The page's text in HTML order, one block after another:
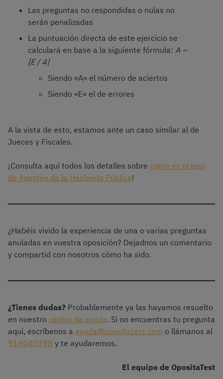
Las preguntas no respondidas o nulas no
serán penalizadas
La puntuación directa de este ejercicio se
calculará en base a la siguiente fórmula: A –
[E / 4]
Siendo «A» el número de aciertos
Siendo «E» el de errores
A la vista de esto, estamos ante un caso similar al de
Jueces y Fiscales.
¡Consulta aquí todos los detalles sobre cómo es el test
de Agentes de la Hacienda Pública!
¿Habéis vivido la experiencia de una o varias preguntas
anuladas en vuestra oposición? Dejadnos un comentario
y compartid con nosotros cómo ha sido.
¿Tienes dudas? Probablemente ya las hayamos resuelto
en nuestro centro de ayuda. Si no encuentras tu pregunta
aquí, escríbenos a ayuda@opositatest.com o llámanos al
919040798 y te ayudaremos.
El equipo de OpositaTest